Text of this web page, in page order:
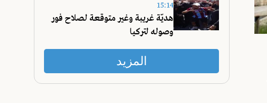
15:14
هديّة غريبة وغير متوقعة لصلاح فور
وصوله لتركيا
المزيد